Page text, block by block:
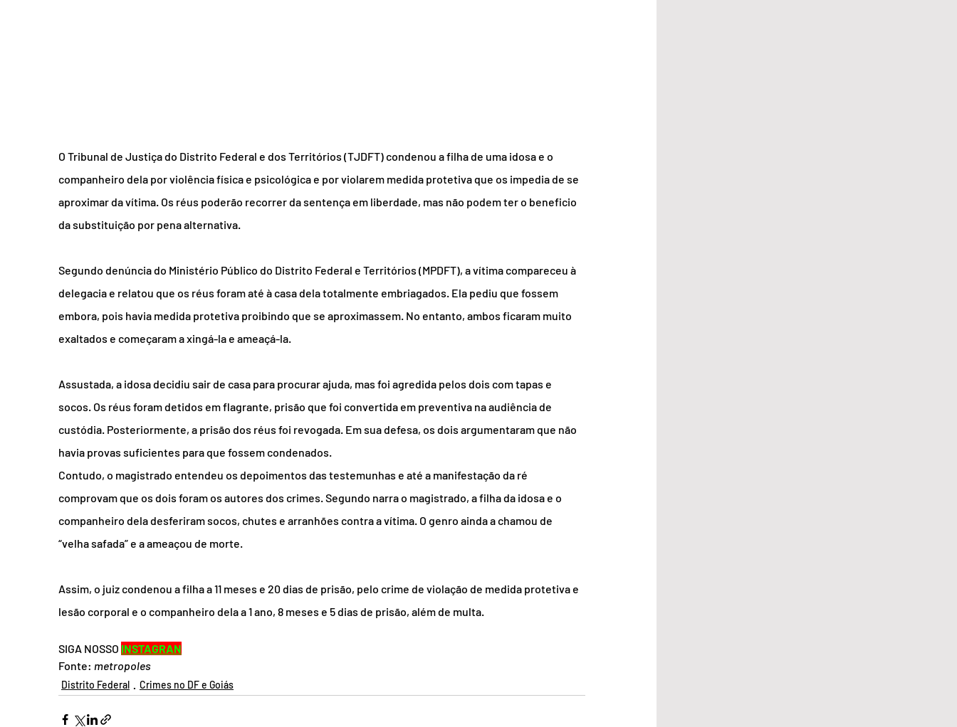
O Tribunal de Justiça do Distrito Federal e dos Territórios (TJDFT) condenou a filha de uma idosa e o
companheiro dela por violência física e psicológica e por violarem medida protetiva que os impedia de se
aproximar da vítima. Os réus poderão recorrer da sentença em liberdade, mas não podem ter o beneficio
da substituição por pena alternativa.
Segundo denúncia do Ministério Público do Distrito Federal e Territórios (MPDFT), a vítima compareceu à
delegacia e relatou que os réus foram até à casa dela totalmente embriagados. Ela pediu que fossem
embora, pois havia medida protetiva proibindo que se aproximassem. No entanto, ambos ficaram muito
exaltados e começaram a xingá-la e ameaçá-la.
Assustada, a idosa decidiu sair de casa para procurar ajuda, mas foi agredida pelos dois com tapas e
socos. Os réus foram detidos em flagrante, prisão que foi convertida em preventiva na audiência de
custódia. Posteriormente, a prisão dos réus foi revogada. Em sua defesa, os dois argumentaram que não
havia provas suficientes para que fossem condenados.
Contudo, o magistrado entendeu os depoimentos das testemunhas e até a manifestação da ré
comprovam que os dois foram os autores dos crimes. Segundo narra o magistrado, a filha da idosa e o
companheiro dela desferiram socos, chutes e arranhões contra a vítima. O genro ainda a chamou de
“velha safada” e a ameaçou de morte.
Assim, o juiz condenou a filha a 11 meses e 20 dias de prisão, pelo crime de violação de medida protetiva e
lesão corporal e o companheiro dela a 1 ano, 8 meses e 5 dias de prisão, além de multa.
SIGA NOSSO INSTAGRAN
Fonte: metropoles
Distrito Federal Crimes no DF e Goiás